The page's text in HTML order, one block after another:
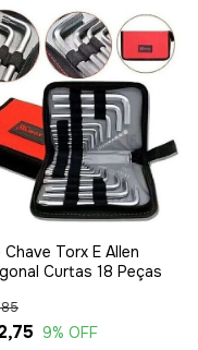
Torx E Allen
Curtas 18 Peças
9% OFF